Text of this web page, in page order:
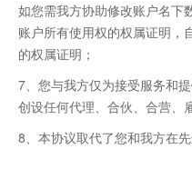
如您需我方协助修改账户名下
账户所有使用权的权属证明，
的权属证明；
7、您与我方仅为接受服务和
创设任何代理、合伙、合营、
8、本协议取代了您和我方在